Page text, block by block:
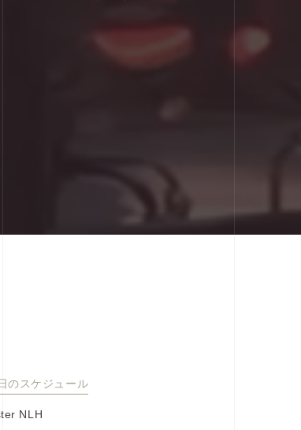
のスケジュール
NLH